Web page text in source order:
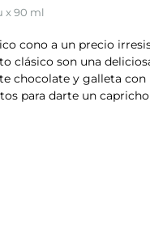
x 90 ml
cono a un precio
clásico son una
chocolate y galleta con
para darte un